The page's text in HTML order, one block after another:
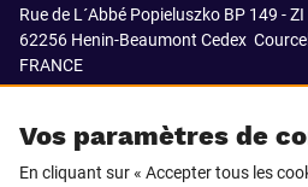
Vos paramètres de
En cliquant sur « Accepter tous les
Rue de L´Abbé Popieluszko BP 149 - ZI
62256 Henin-Beaumont Cedex
FRANCE